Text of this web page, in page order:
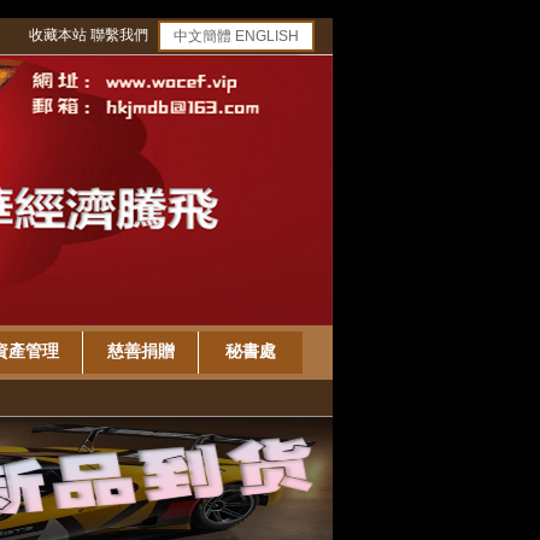
收藏本站 聯繫我們 中文簡體 ENGLISH
產管理 慈善捐贈 秘書處